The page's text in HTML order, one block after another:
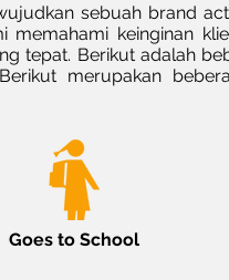
sebuah brand
keinginan
tepat. Berikut adalah
merupakan
Goes to School